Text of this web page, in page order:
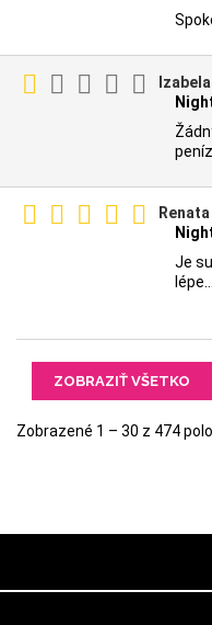
Izabela
Renata
Je
ZOBRAZIŤ VŠETKO
Zobrazené 1 – 30 z 474